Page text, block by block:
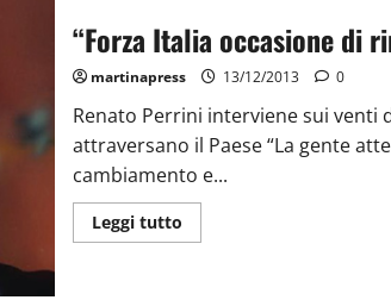
“Forza Italia occasione di
martinapress 13/12/2013 0
Renato Perrini interviene sui venti
attraversano il Paese “La gente
cambiamento e...
Leggi tutto